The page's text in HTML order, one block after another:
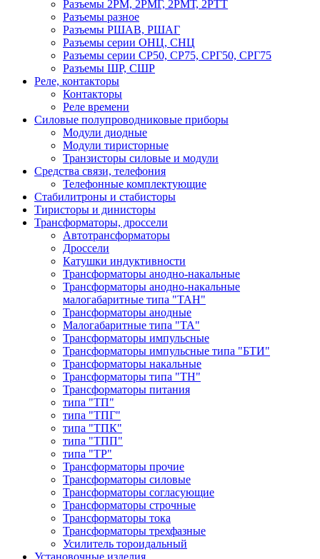
Разъемы 2РМ, 2РМГ, 2РМТ, 2РТТ
Разъемы разное
Разъемы РШАВ, РШАГ
Разъемы серии ОНЦ, СНЦ
Разъемы серии СР50, СР75, СРГ50, СРГ75
Разъемы ШР, СШР
Реле, контакторы
Контакторы
Реле времени
Силовые полупроводниковые приборы
Модули диодные
Модули тиристорные
Транзисторы силовые и модули
Средства связи, телефония
Телефонные комплектующие
Стабилитроны и стабисторы
Тиристоры и динисторы
Трансформаторы, дроссели
Автотрансформаторы
Дроссели
Катушки индуктивности
Трансформаторы анодно-накальные
Трансформаторы анодно-накальные
малогабаритные типа "ТАН"
Трансформаторы анодные
Малогабаритные типа "ТА"
Трансформаторы импульсные
Трансформаторы импульсные типа "БТИ"
Трансформаторы накальные
Трансформаторы типа "ТН"
Трансформаторы питания
типа "ТП"
типа "ТПГ"
типа "ТПК"
типа "ТПП"
типа "ТР"
Трансформаторы прочие
Трансформаторы силовые
Трансформаторы согласующие
Трансформаторы строчные
Трансформаторы тока
Трансформаторы трехфазные
Усилитель тороидальный
Установочные изделия